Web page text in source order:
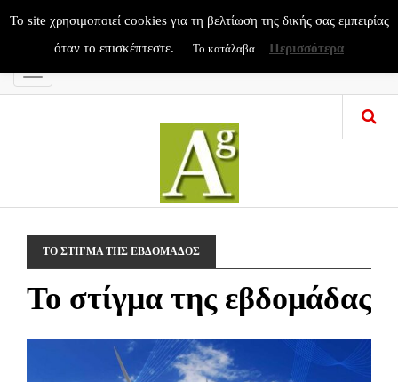
Menu
ΤΟ ΣΤΙΓΜΑ ΤΗΣ ΕΒΔΟΜΑΔΟΣ
Το στίγμα της εβδομάδας
To site χρησιμοποιεί cookies για τη βελτίωση της δικής σας εμπειρίας
όταν το επισκέπτεστε.
Το κατάλαβα Περισσότερα